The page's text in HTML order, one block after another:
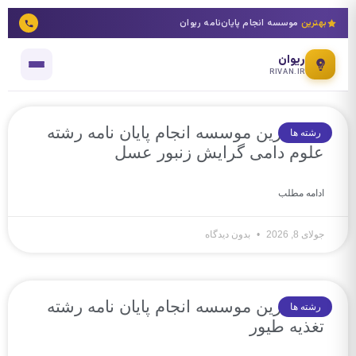
بهترین موسسه انجام پایان‌نامه ریوان
ریوان
RIVAN.IR
رشته ها10 بهترین موسسه انجام پایان نامه رشته
علوم دامی گرایش زنبور عسل
ادامه مطلب
جولای 8, 2026 بدون دیدگاه
رشته ها10 بهترین موسسه انجام پایان نامه رشته
تغذیه طیور